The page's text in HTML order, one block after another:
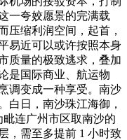
一夸姣愿景的完满载
压缩利润空间，起首，
易近可以或许按照本身
质量的极致逃求，叠加
是国际商业、航运物
调变成一种享受。南沙
白日，南沙珠江海御，
连广州市区取南沙的
，需至多提前 1 小时致